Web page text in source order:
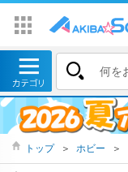
トップ ＞ ホビー ＞